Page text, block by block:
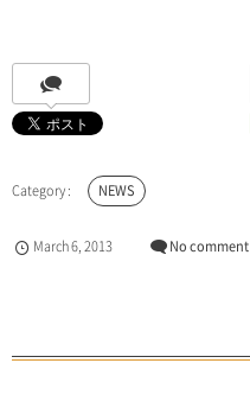
NEWS
March6,2013 No comment